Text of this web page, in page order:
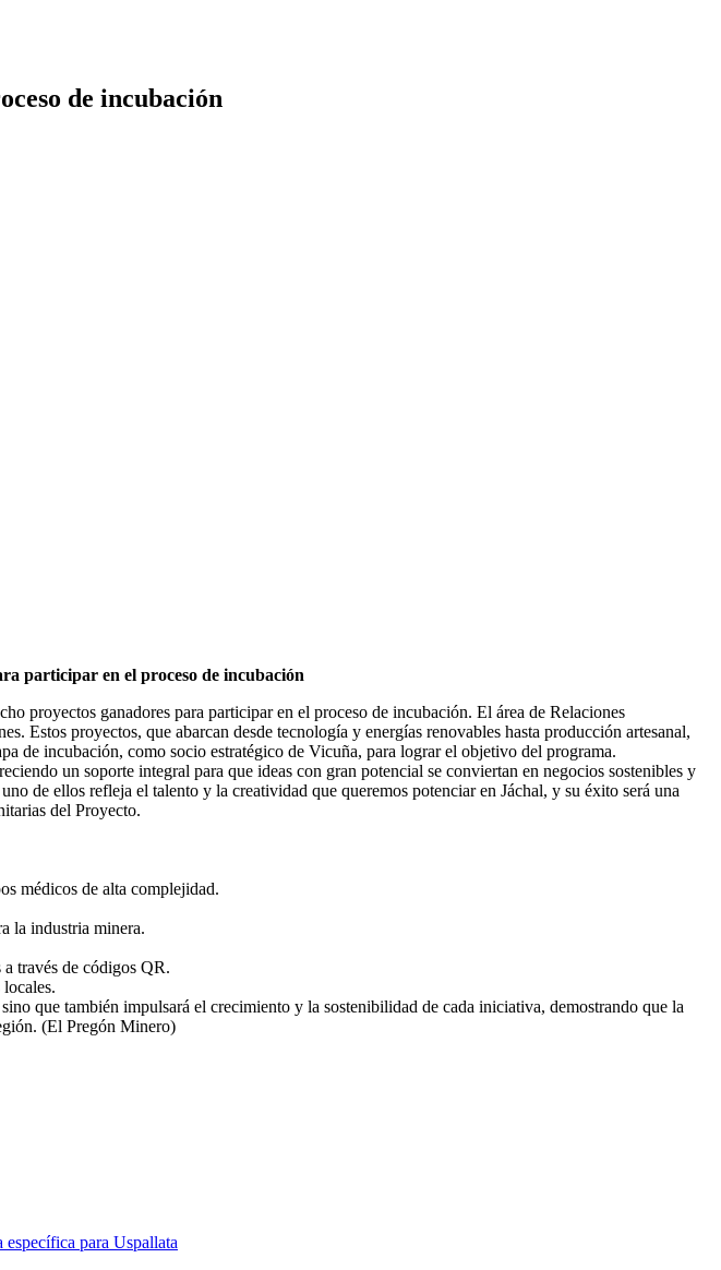
de incubación
participar en el proceso de incubación
proyectos ganadores para participar en el proceso de incubación. El área de Relaciones
Estos proyectos, que abarcan desde tecnología y energías renovables hasta producción artesanal,
de incubación, como socio estratégico de Vicuña, para lograr el objetivo del programa.
un soporte integral para que ideas con gran potencial se conviertan en negocios sostenibles y
de ellos refleja el talento y la creatividad que queremos potenciar en Jáchal, y su éxito será una
del Proyecto.
médicos de alta complejidad.
la industria minera.
través de códigos QR.
que también impulsará el crecimiento y la sostenibilidad de cada iniciativa, demostrando que la
(El Pregón Minero)
para Uspallata